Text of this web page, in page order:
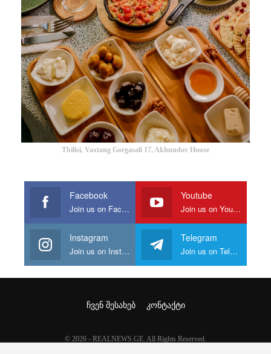
Tbilisi, Vaxtang Gorgasali 17, Akhundov House
Facebook
Join us on Facebook
Youtube
Join us on Youtube
Instagram
Join us on Instagram
Telegram
Join us on Telegram
ᲩᲕᲔᲜ ᲨᲔᲡᲐᲮᲔᲑ ᲙᲝᲜᲢᲐᲥᲢᲘ
© 2026 - REALNEWS.GE. All Rights Reserved.